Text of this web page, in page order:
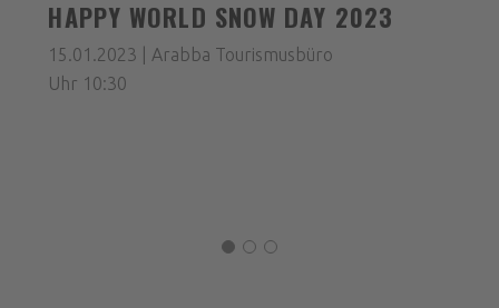
HAPPY WORLD SNOW DAY 2023
15.01.2023 | Arabba Tourismusbüro
Uhr 10:30